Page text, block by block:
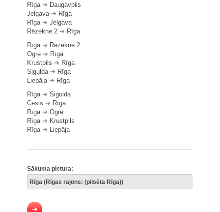
Rīga➔ Daugavpils
Jelgava➔ Rīga
Rīga➔ Jelgava
Rēzekne 2 ➔ Rīga
Rīga➔ Rēzekne 2
Ogre ➔ Rīga
Krustpils ➔ Rīga
Sigulda➔ Rīga
Liepāja➔ Rīga
Rīga➔ Sigulda
Cēsis ➔ Rīga
Rīga➔ Ogre
Rīga➔ Krustpils
Rīga➔ Liepāja
Sākuma pietura: